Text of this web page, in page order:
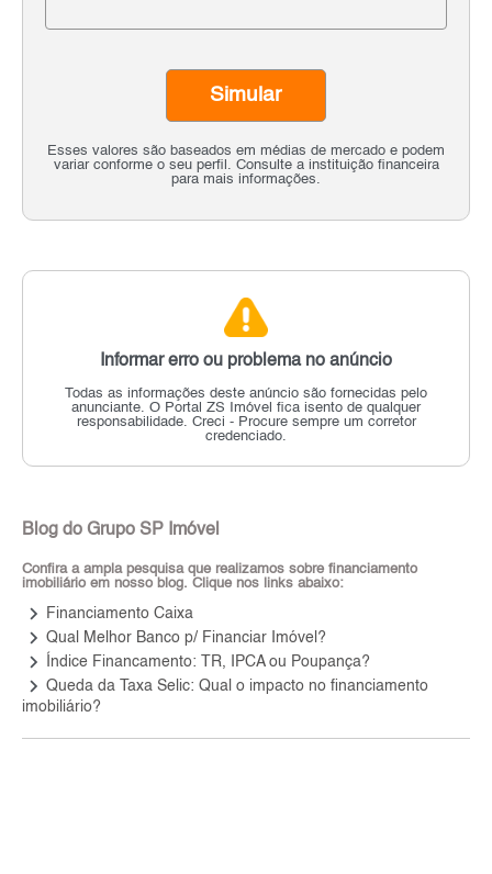
Esses valores são baseados em médias de mercado e podem
variar conforme o seu perfil. Consulte a instituição financeira
para mais informações.
Simular
Informar erro ou problema no anúncio
Todas as informações deste anúncio são fornecidas pelo
anunciante. O Portal ZS Imóvel fica isento de qualquer
responsabilidade. Creci - Procure sempre um corretor
credenciado.
Blog do Grupo SP Imóvel
Confira a ampla pesquisa que realizamos sobre financiamento
imobiliário em nosso blog. Clique nos links abaixo:
keyboard_arrow_right Financiamento Caixa
keyboard_arrow_right Qual Melhor Banco p/ Financiar Imóvel?
keyboard_arrow_right Índice Financamento: TR, IPCA ou Poupança?
keyboard_arrow_right Queda da Taxa Selic: Qual o impacto no financiamento
imobiliário?